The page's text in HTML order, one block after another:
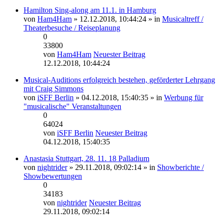
Hamilton Sing-along am 11.1. in Hamburg
von Ham4Ham » 12.12.2018, 10:44:24 » in Musicaltreff /
Theaterbesuche / Reiseplanung
0
33800
von Ham4Ham Neuester Beitrag
12.12.2018, 10:44:24
Musical-Auditions erfolgreich bestehen, geförderter Lehrgang
mit Craig Simmons
von iSFF Berlin » 04.12.2018, 15:40:35 » in Werbung für
"musicalische" Veranstaltungen
0
64024
von iSFF Berlin Neuester Beitrag
04.12.2018, 15:40:35
Anastasia Stuttgart, 28. 11. 18 Palladium
von nightrider» 29.11.2018, 09:02:14 » in Showberichte /
Showbewertungen
0
34183
von nightrider Neuester Beitrag
29.11.2018, 09:02:14